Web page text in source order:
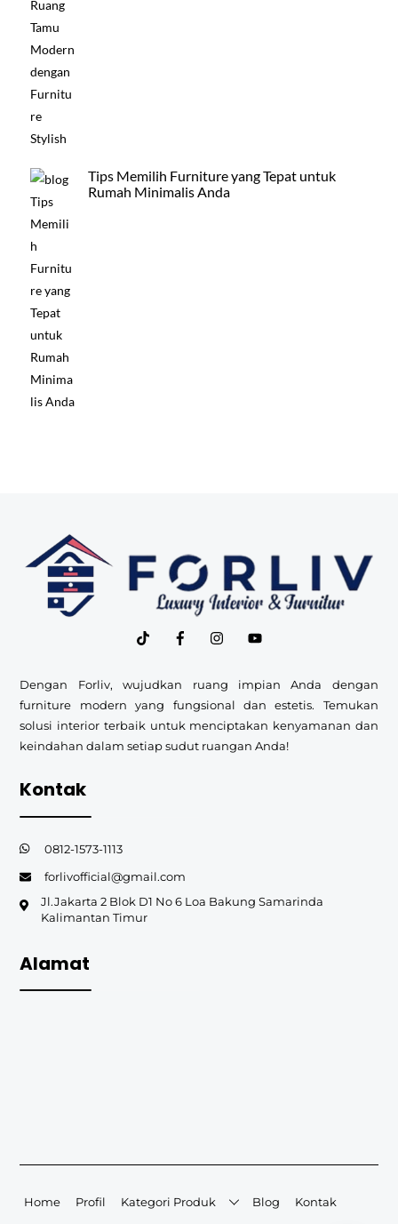
Tips Memilih Furniture yang Tepat untuk
Rumah Minimalis Anda
Top
Dengan Forliv, wujudkan ruang impian Anda dengan
furniture modern yang fungsional dan estetis. Temukan
solusi interior terbaik untuk menciptakan kenyamanan dan
keindahan dalam setiap sudut ruangan Anda!
Kontak
0812-1573-1113
forlivofficial@gmail.com
Jl.Jakarta 2 Blok D1 No 6 Loa Bakung Samarinda
Kalimantan Timur
Alamat
Home Profil Kategori Produk Blog Kontak